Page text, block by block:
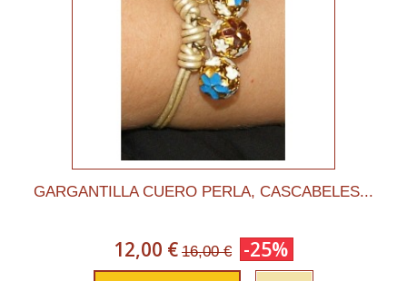
GARGANTILLA CUERO PERLA, CASCABELES...
12,00 € 16,00 € -25%